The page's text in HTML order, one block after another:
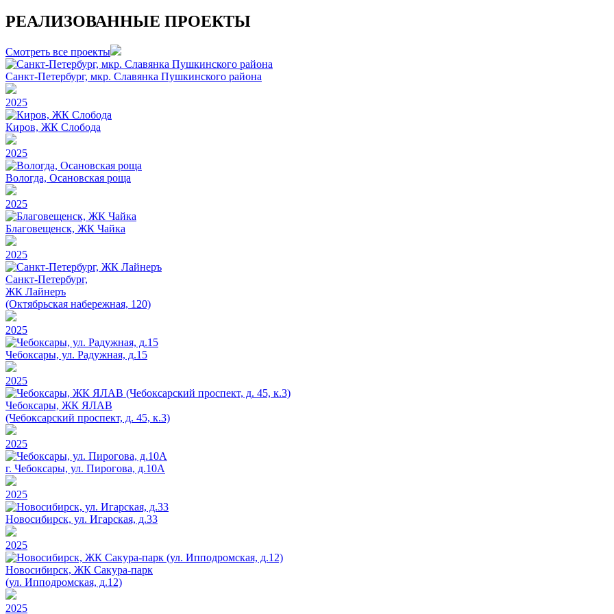
РЕАЛИЗОВАННЫЕ ПРОЕКТЫ
Смотреть все проекты
Санкт-Петербург, мкр. Славянка Пушкинского района
2025
Киров, ЖК Слобода
2025
Вологда, Осановская роща
2025
Благовещенск, ЖК Чайка
2025
Санкт-Петербург,
ЖК Лайнеръ
(Октябрьская набережная, 120)
2025
Чебоксары, ул. Радужная, д.15
2025
Чебоксары, ЖК ЯЛАВ
(Чебоксарский проспект, д. 45, к.3)
2025
г. Чебоксары, ул. Пирогова, д.10А
2025
Новосибирск, ул. Игарская, д.33
2025
Новосибирск, ЖК Сакура-парк
(ул. Ипподромская, д.12)
2025